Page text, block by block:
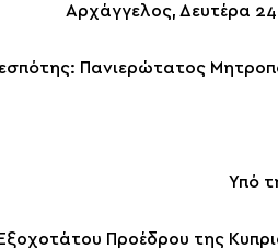
Αρχάγγελος, Δευτέρα
Πανιερώτατος
Υπό
Προέδρου της